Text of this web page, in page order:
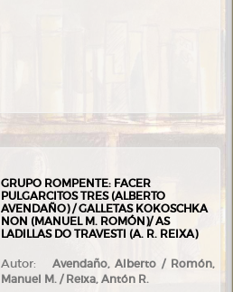
GRUPO ROMPENTE: FACER
PULGARCITOS TRES (ALBERTO
AVENDAÑO) / GALLETAS KOKOSCHKA
NON (MANUEL M. ROMÓN)/ AS
LADILLAS DO TRAVESTI (A. R. REIXA)
Autor: Avendaño, Alberto / Romón,
Manuel M. / Reixa, Antón R.